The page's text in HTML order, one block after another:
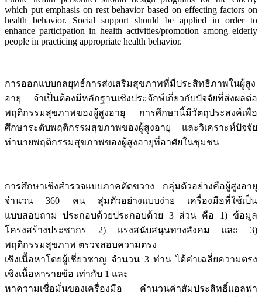
which put emphasis on rest behavior based on effecting factors on
health behavior. Social support should be applied in order to
enhance participation in health activities/promotion among elderly
people in practicing appropriate health behavior.
การออกแบบกลยุทธ์การส่งเสริมสุขภาพที่มีประสิทธิภาพในผู้สูง
อายุ จำเป็นต้องมีหลักฐานเชิงประจักษ์เกี่ยวกับปัจจัยที่ส่งผลต่อ
พฤติกรรมสุขภาพของผู้สูงอายุ การศึกษานี้มีวัตถุประสงค์เพื่อ
ศึกษาระดับพฤติกรรมสุขภาพของผู้สูงอายุ และวิเคราะห์ปัจจัย
ทำนายพฤติกรรมสุขภาพของผู้สูงอายุที่อาศัยในชุมชน
การศึกษาเชิงสำรวจแบบภาคตัดขวาง กลุ่มตัวอย่างคือผู้สูงอายุ
จำนวน 360 คน สุ่มตัวอย่างแบบง่าย เครื่องมือที่ใช้เป็น
แบบสอบถาม ประกอบด้วยประกอบด้วย 3 ส่วน คือ 1) ข้อมูล
โครงสร้างประชากร 2) แรงสนับสนุนทางสังคม และ 3)
พฤติกรรมสุขภาพ ตรวจสอบความตรง
เชิงเนื้อหาโดยผู้เชี่ยวชาญ จำนวน 3 ท่าน ได้ค่าเฉลี่ยความตรง
เชิงเนื้อหารายข้อ เท่ากับ 1 และ
หาความเชื่อมั่นของเครื่องมือ คำนวนค่าสัมประสิทธิ์แอลฟา